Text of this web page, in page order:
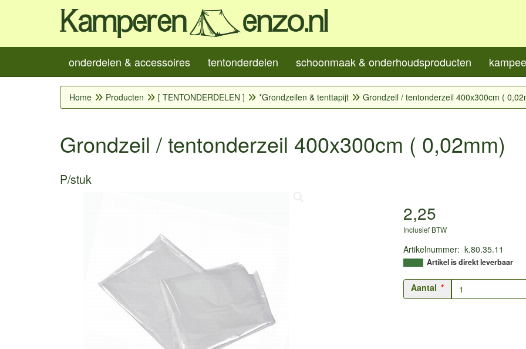
onderdelen & accessoires tentonderdelen schoonmaak & onderhoudsproducten
Home Producten [ TENTONDERDELEN ] *Grondzeilen & tenttapijt Grondzeil / tentonderzeil 400x300cm (
Grondzeil / tentonderzeil 400x300cm ( 0,02mm)
P/stuk
2,25
Inclusief BTW
Artikelnummer: k.80.35.11
Artikel is direkt leverbaar
Aantal